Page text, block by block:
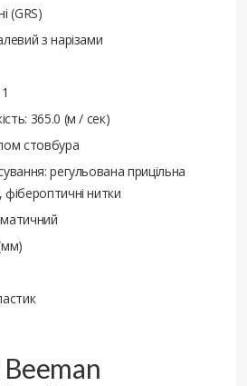
(GRS)
з нарізами
365.0 (м / сек)
стовбура
регульована прицільна
нитки